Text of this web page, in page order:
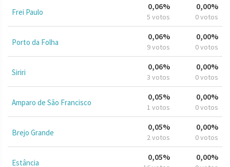
Frei Paulo
0,06%
5 votos
0,00%
0 votos
Porto da Folha
0,06%
9 votos
0,00%
0 votos
Siriri
0,06%
3 votos
0,00%
0 votos
Amparo de São Francisco
0,05%
1 votos
0,00%
0 votos
Brejo Grande
0,05%
2 votos
0,00%
0 votos
Estância
0,05% 0,00%